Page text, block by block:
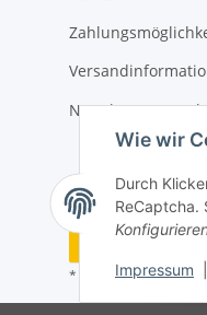
Wie wir
Durch
ReCaptcha.
Impressum
Newsletter
* Alle Preise inkl.